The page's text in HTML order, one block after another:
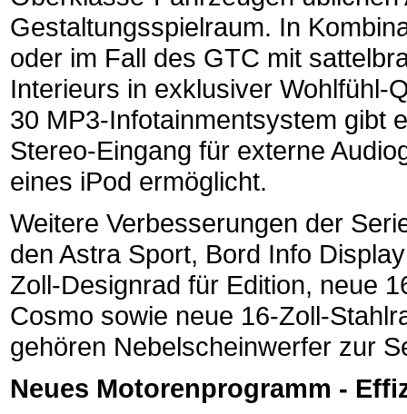
Gestaltungsspielraum. In
oder im Fall des GTC mit
Interieurs in exklusiver Wohlfühl-
30 MP3-Infotainmentsystem gibt
Stereo-Eingang für externe
eines iPod ermöglicht.
Weitere Verbesserungen der
den Astra Sport, Bord Info
Zoll-Designrad für Edition, neue
Cosmo sowie neue 16-Zoll-
gehören Nebelscheinwerfer zur
Neues Motorenprogramm -